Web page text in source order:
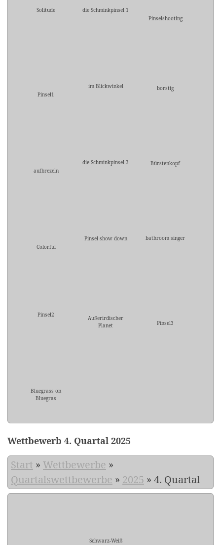
Solitude
die Schminkpinsel 1
Pinselshooting
Pinsel1
im Blickwinkel borstig
aufbrezeln
die Schminkpinsel 3 Bürstenkopf
Colorful
Pinsel show down bathroom singer
Pinsel2
Außerirdischer
Planet
Pinsel3
Bluegrass on
Bluegras
Wettbewerb 4. Quartal 2025
Start » Wettbewerbe »
Quartalswettbewerbe » 2025 » 4. Quartal
Schwarz-Weiß